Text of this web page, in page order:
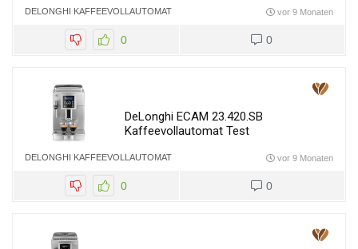
DELONGHI KAFFEEVOLLAUTOMAT vor 9 Monaten
0 0
DeLonghi ECAM 23.420.SB
Kaffeevollautomat Test
DELONGHI KAFFEEVOLLAUTOMAT vor 9 Monaten
0 0